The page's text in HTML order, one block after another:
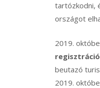
tartózkodni,
országot
2019.
beutazó
2019.